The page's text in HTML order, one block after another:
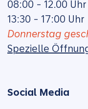
08:00 - 12.00 Uhr
13:30 - 17:00 Uhr
Donnerstag
Spezielle
Social Media